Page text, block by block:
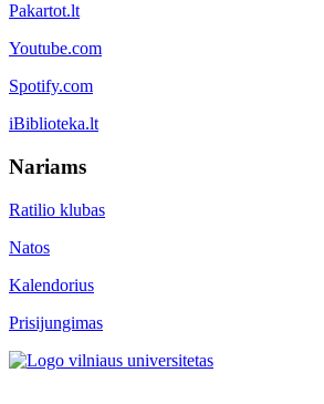
Pakartot.lt
Youtube.com
Spotify.com
iBiblioteka.lt
Nariams
Ratilio klubas
Natos
Kalendorius
Prisijungimas